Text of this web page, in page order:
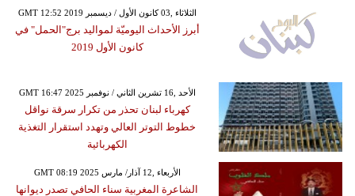
GMT 12:52 2019 الثلاثاء ,03 كانون الأول / ديسمبر
أبرز الأحداث اليوميّة لمواليد برج"الحمل" في
كانون الأول 2019
GMT 16:47 2025 الأحد ,16 تشرين الثاني / نوفمبر
كهرباء لبنان تحذر من تكرار سرقة نواقل
خطوط التوتر العالي وتهدد استقرار التغذية
الكهربائية
GMT 08:19 2025 الأربعاء ,12 آذار/ مارس
الشاعرة المغربية سناء الحافي تصدر ديوانها